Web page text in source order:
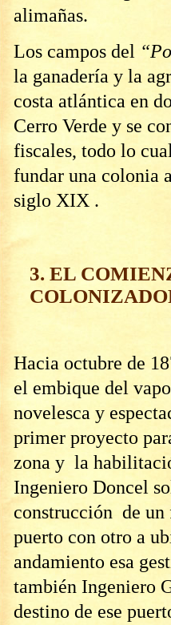
alimañas.
Los campos del
la ganadería y la
costa atlántica en
Cerro Verde y se
fiscales, todo lo
fundar una colonia
siglo XIX .
3. EL
Hacia octubre de
el embique del
novelesca y
primer proyecto
zona y la
Ingeniero Doncel
construcción de un
puerto con otro a
andamiento esa
también Ingeniero
destino de ese